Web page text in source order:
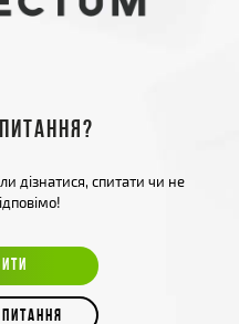
дізнатися, спитати чи не